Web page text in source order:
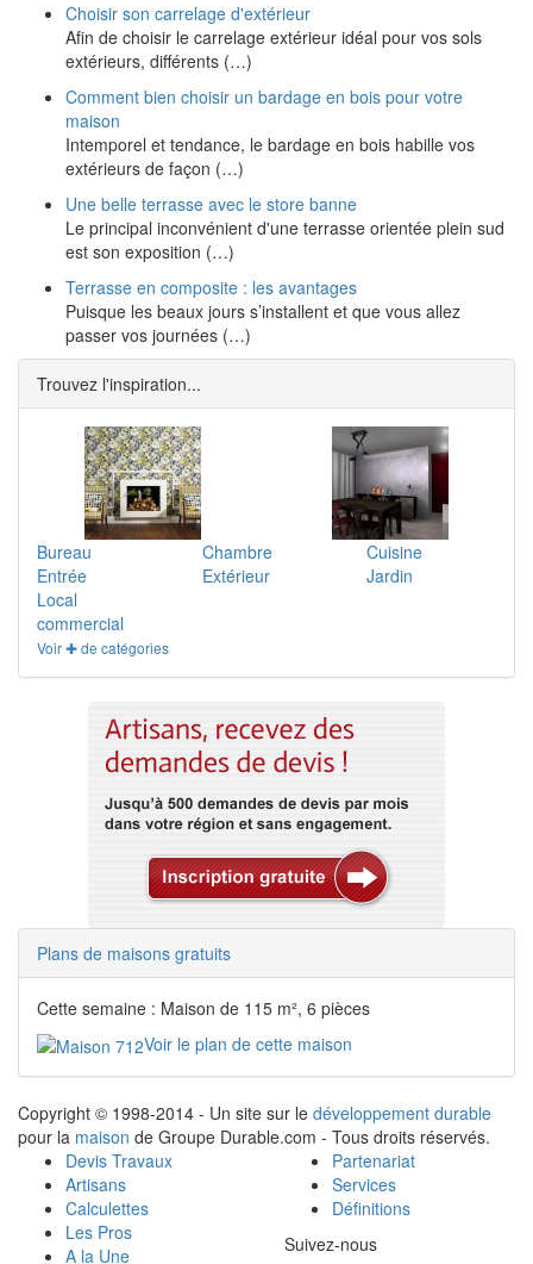
Choisir son carrelage d'extérieur
Afin de choisir le carrelage extérieur idéal pour vos sols
extérieurs, différents (…)
Comment bien choisir un bardage en bois pour votre
maison
Intemporel et tendance, le bardage en bois habille vos
extérieurs de façon (…)
Une belle terrasse avec le store banne
Le principal inconvénient d'une terrasse orientée plein sud
est son exposition (…)
Terrasse en composite : les avantages
Puisque les beaux jours s’installent et que vous allez
passer vos journées (…)
Trouvez l'inspiration...
Bureau Chambre
Cuisine
Entrée
Extérieur
Jardin
Local
commercial
Voir ✚ de catégories
Plans de maisons gratuits
Cette semaine : Maison de 115 m², 6 pièces
Voir le plan de cette maison
Copyright © 1998-2014 - Un site sur le développement durable
pour la maison de Groupe Durable.com - Tous droits réservés.
Devis Travaux
Artisans
Calculettes
Les Pros
A la Une
Partenariat
Services
Définitions
Suivez-nous